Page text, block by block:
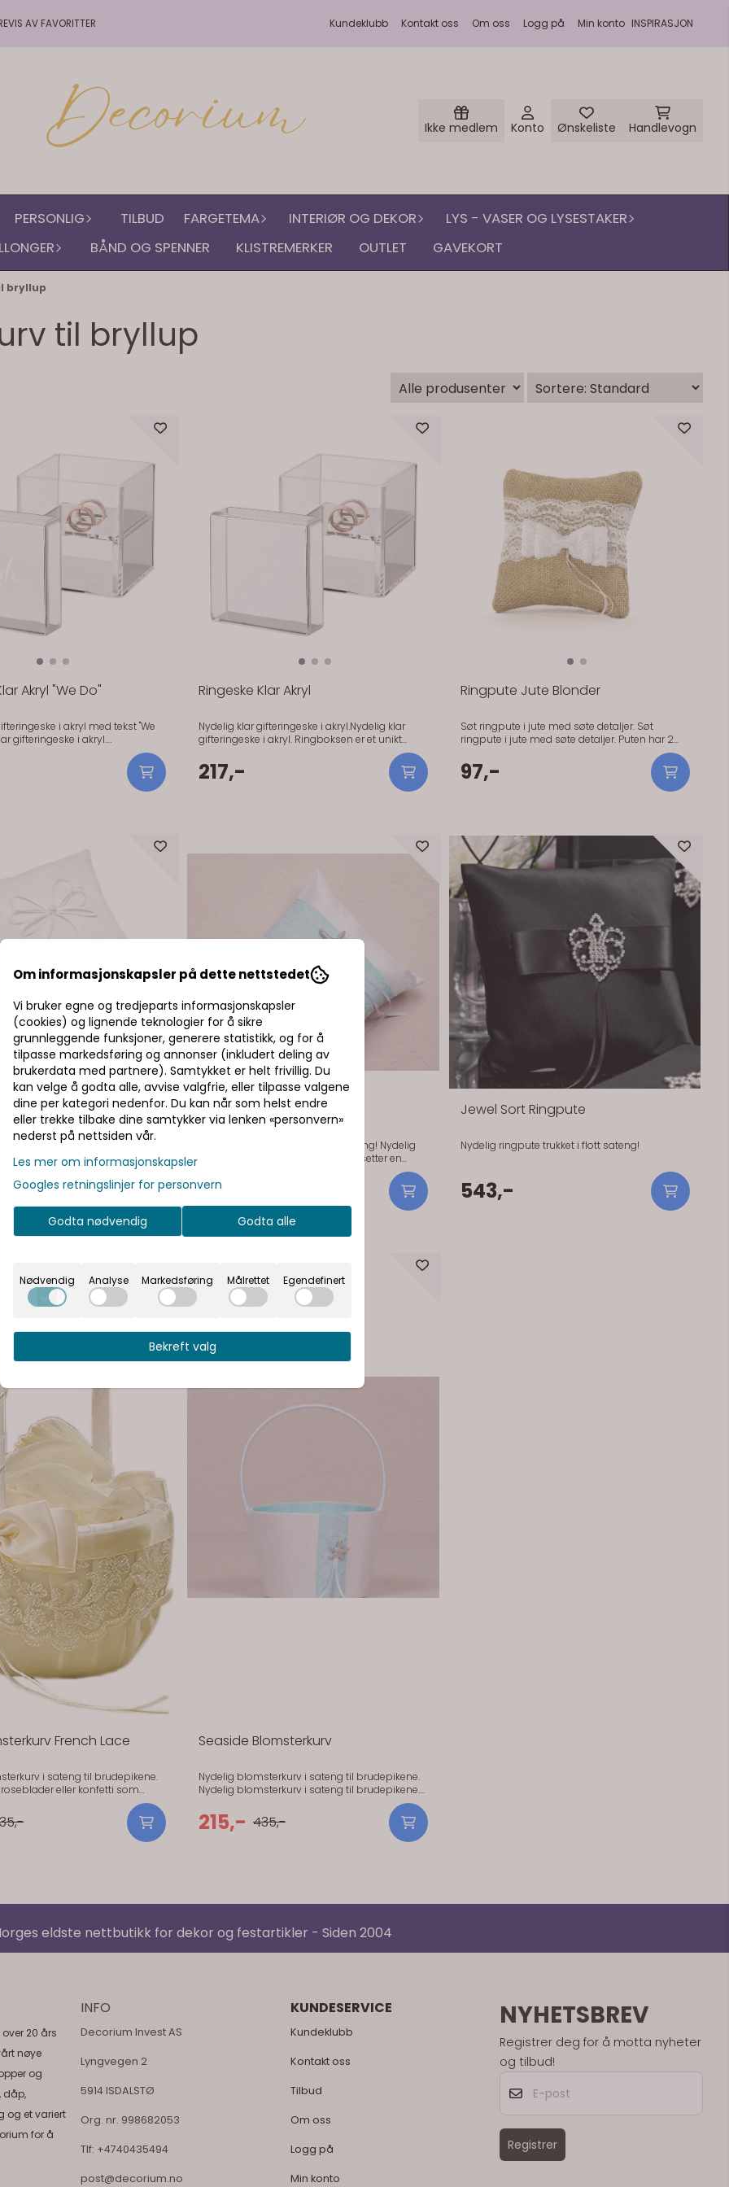
AV FAVORITTER Kundeklubb Kontakt oss Om oss Logg på Min konto INSPIRASJON
Ikke medlem Konto Ønskeliste Handlevogn
PERSONLIG TILBUD FARGETEMA INTERIØR OG DEKOR
LYS - VASER OG LYSESTAKER
BÅND OG SPENNER KLISTREMERKER OUTLET GAVEKORT
bryllup
til bryllup
Akryl "We Do"
i akryl med tekst "We
et unikt ringputealternativ for
Ringstativet holder
og det klare lokket gjør at
På lager
Ringeske Klar Akryl
Nydelig klar gifteringeske i akryl.Nydelig klar
gifteringeske i akryl. Ringboksen er et unikt
ringputealternativ for bryllupsseremonien.
Ringstativet holder ringene på plass, og det
klare lokket gjør at ringene synes. Tips: Fjern
ringstativet og legg til blomster, mose eller
men et unikt minne for hjemmet etter
På lager
217,-
Ringpute Jute Blonder
Søt ringpute i jute med søte detaljer. Søt
ringpute i jute med søte detaljer. Puten har 2
tråder man lett fester ringene i for at de ikke
På lager
97,-
Nydelig og elegant
en ekstra stemning i kirken
ringbærer. Puten har 2
fester ringene i for at de ikke
x 195mm.
Seaside Ringpute
Nydelig ringpute trukket i flott sateng! Nydelig
ringpute trukket i flott sateng! Det setter en
ekstra stemning i kirken ved å ha en personlig
ringbærer. Puten har 2 tråder man lett fester
undersiden er det en lomme man kan tre
435,-
Jewel Sort Ringpute
Nydelig ringpute trukket i flott sateng!
543,-
French Lace
i sateng til brudepikene.
eller konfetti som
kan kaste på vei opp til alteret.
Dia. x 10cm
Seaside Blomsterkurv
Nydelig blomsterkurv i sateng til brudepikene.
Nydelig blomsterkurv i sateng til brudepikene.
Fyll den med roseblader eller konfetti som
brudepikene kan kaste på vei opp til alteret.
Kjøper du roseblader hos oss, trenger du bare 1
pose pr kurv som skal fylles. Size: 13cm Dia. x
215,- 435,-
eldste nettbutikk for dekor og festartikler - Siden 2004
20 års
nøye
og
dåp,
og et variert
for å
INFO
Decorium Invest AS
Lyngvegen 2
5914 ISDALSTØ
Org. nr. 998682053
Tlf: +4740435494
post@decorium.no
KUNDESERVICE
Kundeklubb
Kontakt oss
Tilbud
Om oss
Logg på
Min konto
NYHETSBREV
Registrer deg for å motta nyheter
og tilbud!
Registrer
Om informasjonskapsler på dette nettstedet
Vi bruker egne og tredjeparts informasjonskapsler
(cookies) og lignende teknologier for å sikre
grunnleggende funksjoner, generere statistikk, og for å
tilpasse markedsføring og annonser (inkludert deling av
brukerdata med partnere). Samtykket er helt frivillig. Du
kan velge å godta alle, avvise valgfrie, eller tilpasse valgene
dine per kategori nedenfor. Du kan når som helst endre
eller trekke tilbake dine samtykker via lenken «personvern»
nederst på nettsiden vår.
Les mer om informasjonskapsler
Googles retningslinjer for personvern
Godta nødvendig Godta alle
Nødvendig Analyse Markedsføring Målrettet Egendefinert
Bekreft valg